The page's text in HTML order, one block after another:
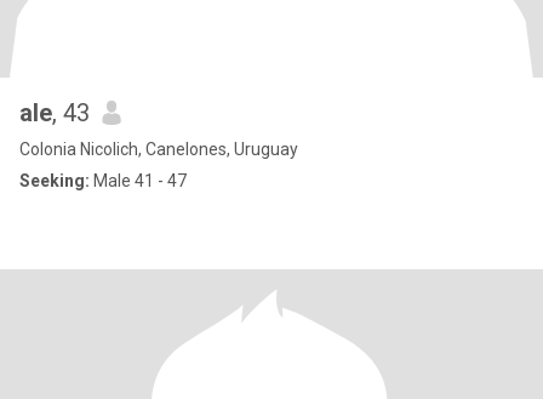
ale, 43
Colonia Nicolich, Canelones, Uruguay
Seeking: Male 41 - 47